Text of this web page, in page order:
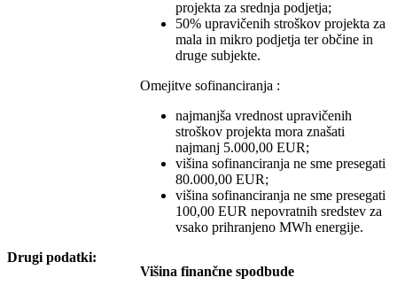
projekta za srednja podjetja;
50% upravičenih stroškov projekta za
mala in mikro podjetja ter občine in
druge subjekte.
Omejitve sofinanciranja :
najmanjša vrednost upravičenih
stroškov projekta mora znašati
najmanj 5.000,00 EUR;
višina sofinanciranja ne sme presegati
80.000,00 EUR;
višina sofinanciranja ne sme presegati
100,00 EUR nepovratnih sredstev za
vsako prihranjeno MWh energije.
Drugi podatki:
Višina finančne spodbude